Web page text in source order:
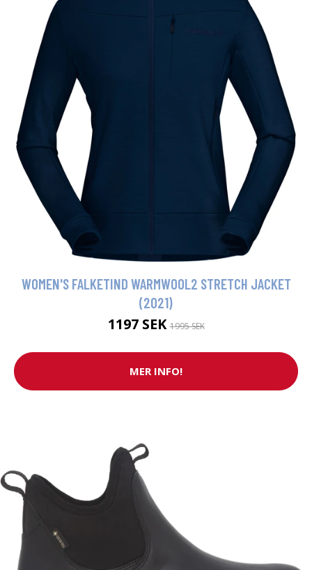
WOMEN'S FALKETIND WARMWOOL2 STRETCH JACKET
(2021)
1197 SEK1995 SEK
MER INFO!